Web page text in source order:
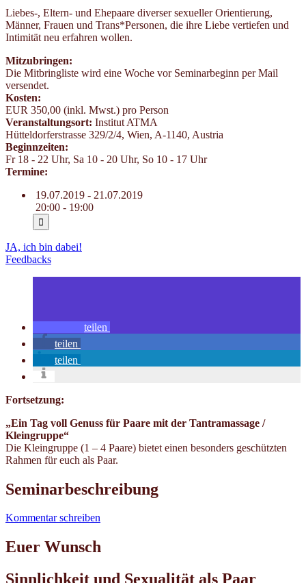
Liebes-, Eltern- und Ehepaare diverser sexueller Orientierung,
Männer, Frauen und Trans*Personen, die ihre Liebe vertiefen und
Intimität neu erfahren wollen.
Mitzubringen:
Die Mitbringliste wird eine Woche vor Seminarbeginn per Mail
versendet.
Kosten:
EUR 350,00 (inkl. Mwst.) pro Person
Veranstaltungsort: Institut ATMA
Hütteldorferstrasse 329/2/4, Wien, A-1140, Austria
Beginnzeiten:
Fr 18 - 22 Uhr, Sa 10 - 20 Uhr, So 10 - 17 Uhr
Termine:
19.07.2019 - 21.07.2019
20:00 - 19:00
JA, ich bin dabei!
Feedbacks
teilen
teilen
teilen
Fortsetzung:
„Ein Tag voll Genuss für Paare mit der Tantramassage /
Kleingruppe“
Die Kleingruppe (1 – 4 Paare) bietet einen besonders geschützten
Rahmen für euch als Paar.
Seminarbeschreibung
Kommentar schreiben
Euer Wunsch
Sinnlichkeit und Sexualität als Paar